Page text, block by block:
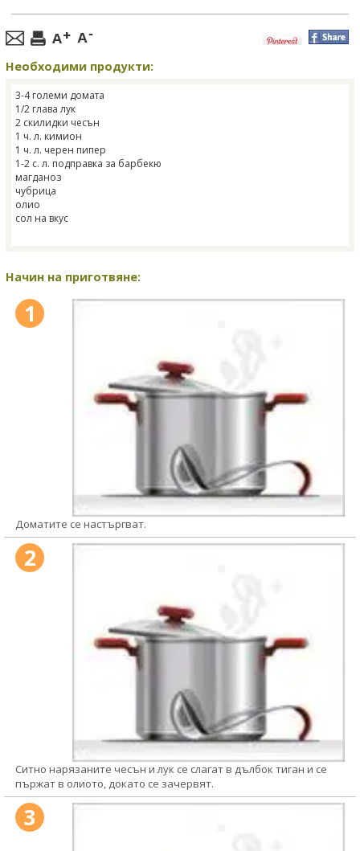
Необходими продукти:
3-4 големи домата
1/2 глава лук
2 скилидки чесън
1 ч. л. кимион
1 ч. л. черен пипер
1-2 с. л. подправка за барбекю
магданоз
чубрица
олио
сол на вкус
Начин на приготвяне:
1
Доматите се настъргват.
2
Ситно нарязаните чесън и лук се слагат в дълбок тиган и се
пържат в олиото, докато се зачервят.
3